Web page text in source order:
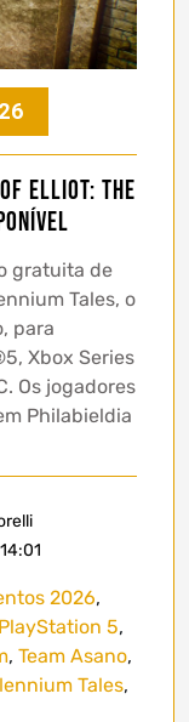
ELLIOT: THE
gratuita de
Tales, o
para
Xbox Series
Os jogadores
Philabieldia
2026,
PlayStation 5,
, Team Asano,
Tales,